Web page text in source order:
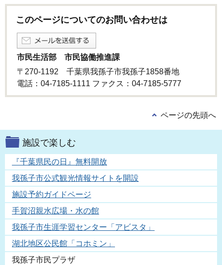
このページについてのお問い合わせは
市民生活部 市民協働推進課
〒270-1192 千葉県我孫子市我孫子1858番地
電話：04-7185-1111 ファクス：04-7185-5777
ページの先頭へ
施設で楽しむ
『千葉県民の日』無料開放
我孫子市公式観光情報サイトを開設
施設予約ガイドページ
手賀沼親水広場・水の館
我孫子市生涯学習センター「アビスタ」
湖北地区公民館「コホミン」
我孫子市民プラザ